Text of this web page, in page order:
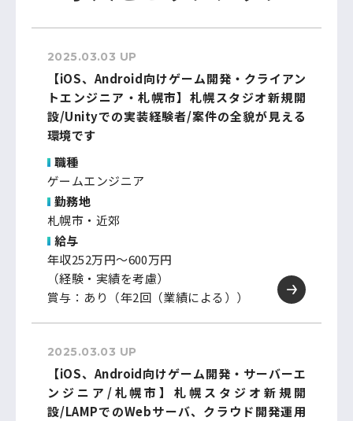
2025.03.03 UP
【iOS、Android向けゲーム開発・クライアン
トエンジニア・札幌市】札幌スタジオ新規開
設/Unityでの実装経験者/案件の全貌が見える
環境です
職種
ゲームエンジニア
勤務地
札幌市・近郊
給与
年収252万円～600万円
（経験・実績を考慮）
賞与：あり（年2回（業績による））
2025.03.03 UP
【iOS、Android向けゲーム開発・サーバーエ
ンジニア/札幌市】札幌スタジオ新規開
設/LAMPでのWebサーバ、クラウド開発運用